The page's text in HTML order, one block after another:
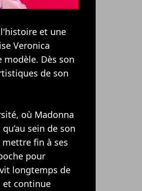
et une
Veronica
modèle. Dès son
de son
où Madonna
sein de son
fin à ses
pour
longtemps de
et continue